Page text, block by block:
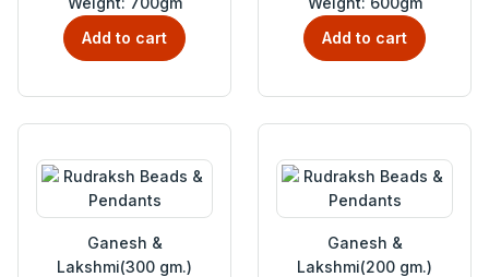
Add to cart
Add to cart
Ganesh &
Lakshmi(300 gm.)
Ganesh &
Lakshmi(200 gm.)